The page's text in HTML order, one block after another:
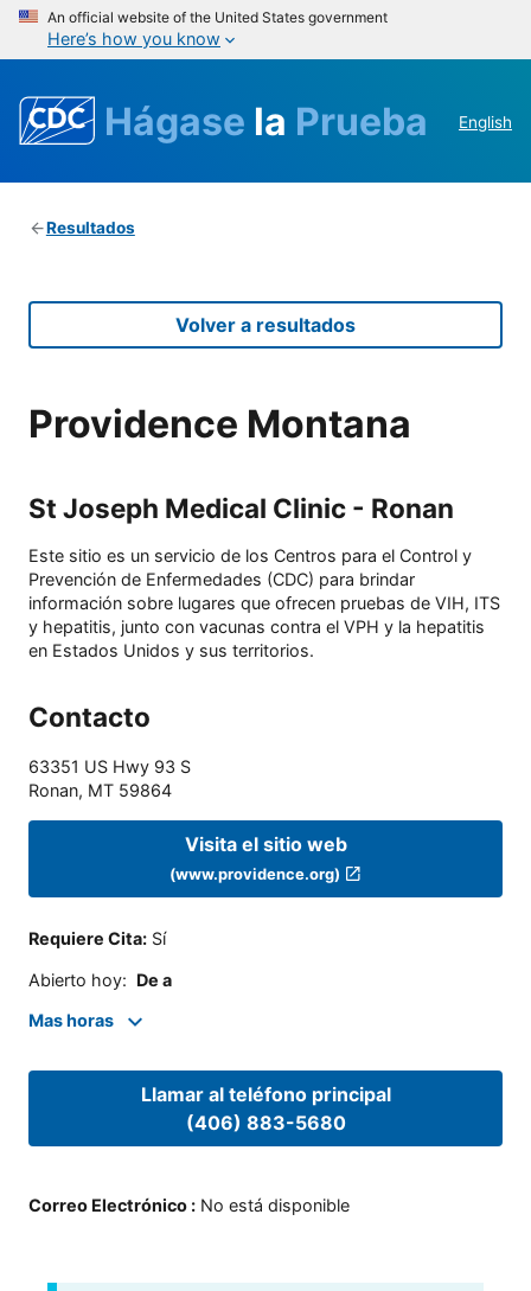
An official website of the United States government
Here’s how you know
Hágase la Prueba English
Resultados
Volver a resultados
Providence Montana
St Joseph Medical Clinic - Ronan
Este sitio es un servicio de los Centros para el Control y
Prevención de Enfermedades (CDC) para brindar
información sobre lugares que ofrecen pruebas de VIH, ITS
y hepatitis, junto con vacunas contra el VPH y la hepatitis
en Estados Unidos y sus territorios.
Contacto
63351 US Hwy 93 S
Ronan, MT 59864
Visita el sitio web
(www.providence.org)
Requiere Cita: Sí
Abierto hoy: De a
Mas horas
Llamar al teléfono principal
(406) 883-5680
Correo Electrónico : No está disponible